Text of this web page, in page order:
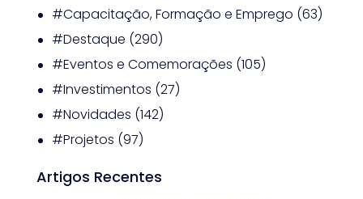
#Capacitação, Formação e Emprego (63)
#Destaque (290)
#Eventos e Comemorações (105)
#Investimentos (27)
#Novidades (142)
#Projetos (97)
Artigos Recentes